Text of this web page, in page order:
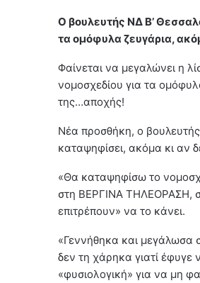
Ο βουλευτής ΝΔ Β’
τα ομόφυλα ζευγάρια,
Φαίνεται να μεγαλώνει η
νομοσχεδίου για τα
της…αποχής!
Νέα προσθήκη, ο
καταψηφίσει, ακόμα κι αν
«Θα καταψηφίσω το
στη ΒΕΡΓΙΝΑ ΤΗΛΕΟΡΑΣΗ,
επιτρέπουν» να το κάνει.
«Γεννήθηκα και μεγάλωσα
δεν τη χάρηκα γιατί έφυγε
«φυσιολογική» για να μη